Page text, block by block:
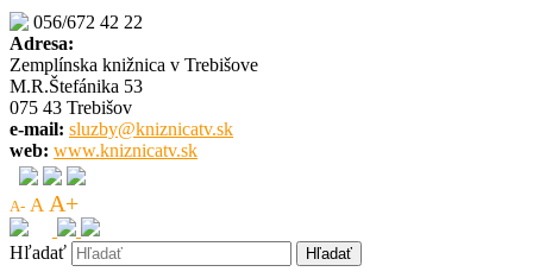
056/672 42 22
Adresa:
Zemplínska knižnica v Trebišove
M.R.Štefánika 53
075 43 Trebišov
e-mail: sluzby@kniznicatv.sk
web: www.kniznicatv.sk
A- A A+
Hľadať